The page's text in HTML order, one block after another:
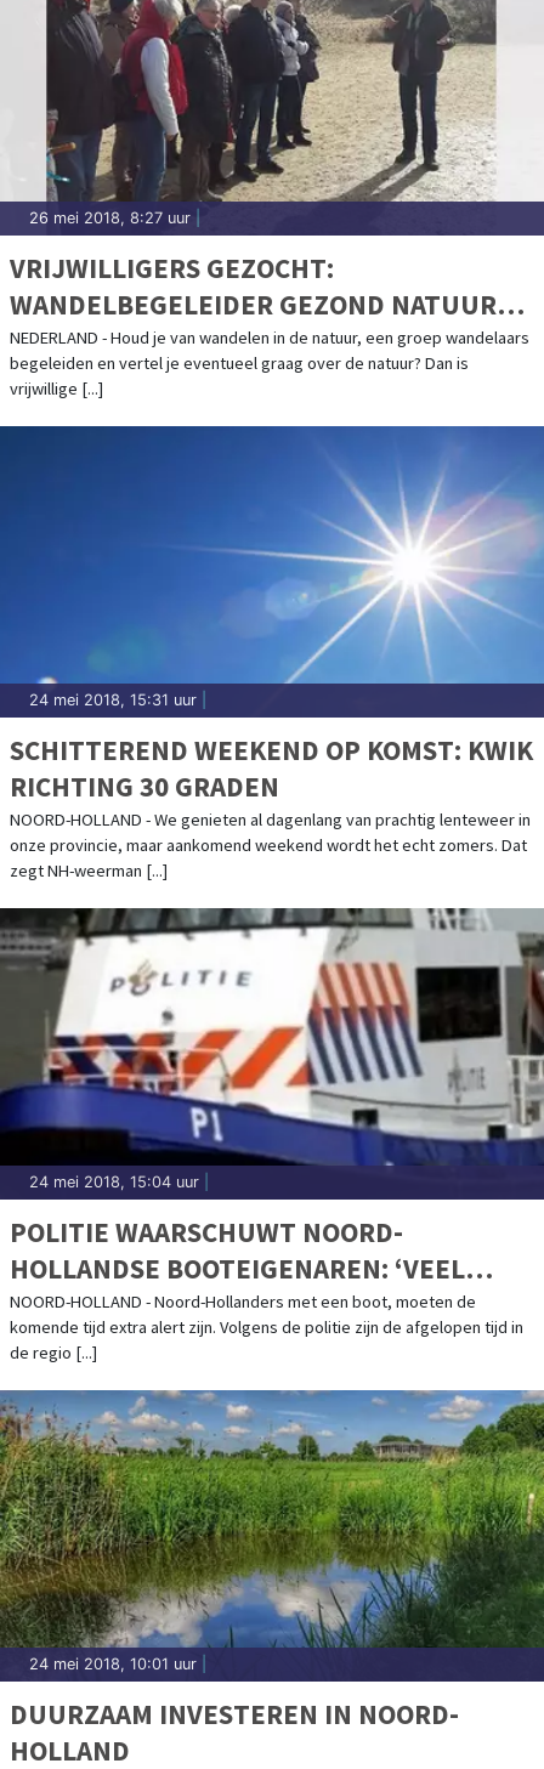
26 mei 2018, 8:27 uur
VRIJWILLIGERS GEZOCHT:
WANDELBEGELEIDER GEZOND NATUUR
WANDELEN
NEDERLAND - Houd je van wandelen in de natuur, een groep wandelaars
begeleiden en vertel je eventueel graag over de natuur? Dan is
vrijwillige [...]
24 mei 2018, 15:31 uur
SCHITTEREND WEEKEND OP KOMST: KWIK
RICHTING 30 GRADEN
NOORD-HOLLAND - We genieten al dagenlang van prachtig lenteweer in
onze provincie, maar aankomend weekend wordt het echt zomers. Dat
zegt NH-weerman [...]
24 mei 2018, 15:04 uur
POLITIE WAARSCHUWT NOORD-
HOLLANDSE BOOTEIGENAREN: ‘VEEL
BOTEN EN BUITENBOORDMOTOREN
GESTOLEN’
NOORD-HOLLAND - Noord-Hollanders met een boot, moeten de
komende tijd extra alert zijn. Volgens de politie zijn de afgelopen tijd in
de regio [...]
24 mei 2018, 10:01 uur
DUURZAAM INVESTEREN IN NOORD-
HOLLAND